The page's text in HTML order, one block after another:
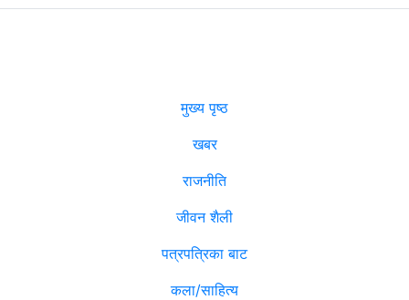
मुख्य पृष्ठ
खबर
राजनीति
जीवन शैली
पत्रपत्रिका बाट
कला/साहित्य